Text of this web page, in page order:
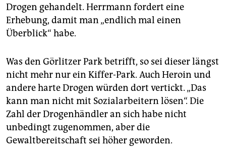
Drogen gehandelt. Herrmann fordert eine
Erhebung, damit man „endlich mal einen
Überblick“ habe.
Was den Görlitzer Park betrifft, so sei dieser längst
nicht mehr nur ein Kiffer-Park. Auch Heroin und
andere harte Drogen würden dort vertickt. „Das
kann man nicht mit Sozialarbeitern lösen“. Die
Zahl der Drogenhändler an sich habe nicht
unbedingt zugenommen, aber die
Gewaltbereitschaft sei höher geworden.